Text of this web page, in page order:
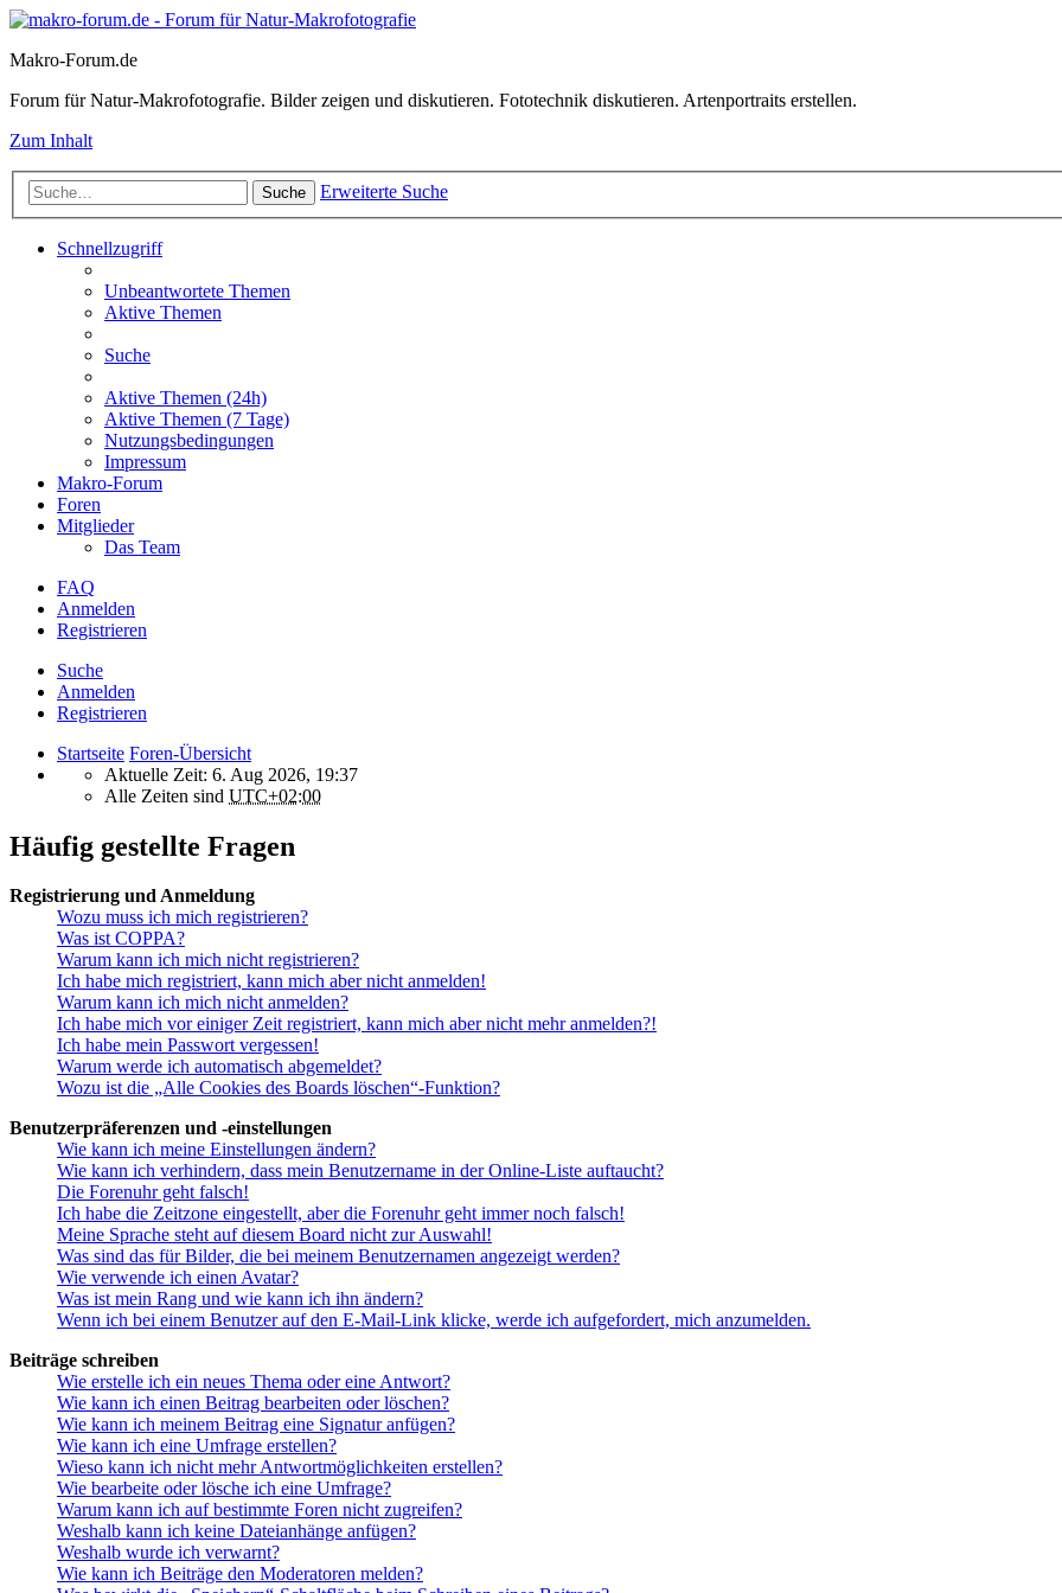
Makro-Forum.de
Forum für Natur-Makrofotografie. Bilder zeigen und diskutieren. Fototechnik diskutieren. Artenportraits erstellen.
Zum Inhalt
Suche Erweiterte Suche
Schnellzugriff
Unbeantwortete Themen
Aktive Themen
Suche
Aktive Themen (24h)
Aktive Themen (7 Tage)
Nutzungsbedingungen
Impressum
Makro-Forum
Foren
Mitglieder
Das Team
FAQ
Anmelden
Registrieren
Suche
Anmelden
Registrieren
Startseite Foren-Übersicht
Aktuelle Zeit: 6. Aug 2026, 19:37
Alle Zeiten sind UTC+02:00
Häufig gestellte Fragen
Registrierung und Anmeldung
Wozu muss ich mich registrieren?
Was ist COPPA?
Warum kann ich mich nicht registrieren?
Ich habe mich registriert, kann mich aber nicht anmelden!
Warum kann ich mich nicht anmelden?
Ich habe mich vor einiger Zeit registriert, kann mich aber nicht mehr anmelden?!
Ich habe mein Passwort vergessen!
Warum werde ich automatisch abgemeldet?
Wozu ist die „Alle Cookies des Boards löschen“-Funktion?
Benutzerpräferenzen und -einstellungen
Wie kann ich meine Einstellungen ändern?
Wie kann ich verhindern, dass mein Benutzername in der Online-Liste auftaucht?
Die Forenuhr geht falsch!
Ich habe die Zeitzone eingestellt, aber die Forenuhr geht immer noch falsch!
Meine Sprache steht auf diesem Board nicht zur Auswahl!
Was sind das für Bilder, die bei meinem Benutzernamen angezeigt werden?
Wie verwende ich einen Avatar?
Was ist mein Rang und wie kann ich ihn ändern?
Wenn ich bei einem Benutzer auf den E-Mail-Link klicke, werde ich aufgefordert, mich anzumelden.
Beiträge schreiben
Wie erstelle ich ein neues Thema oder eine Antwort?
Wie kann ich einen Beitrag bearbeiten oder löschen?
Wie kann ich meinem Beitrag eine Signatur anfügen?
Wie kann ich eine Umfrage erstellen?
Wieso kann ich nicht mehr Antwortmöglichkeiten erstellen?
Wie bearbeite oder lösche ich eine Umfrage?
Warum kann ich auf bestimmte Foren nicht zugreifen?
Weshalb kann ich keine Dateianhänge anfügen?
Weshalb wurde ich verwarnt?
Wie kann ich Beiträge den Moderatoren melden?